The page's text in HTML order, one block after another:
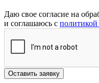
Даю свое согласие на
и соглашаюсь с